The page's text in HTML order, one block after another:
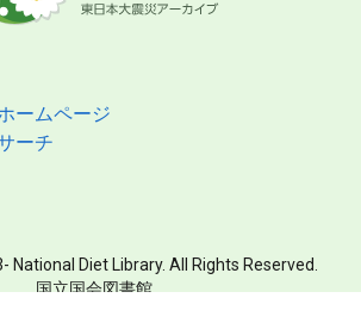
ームページ
ーチ
National Diet Library. All Rights Reserved.